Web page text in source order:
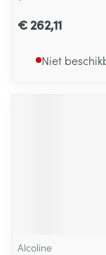
€ 262,11
Niet
Alcoline